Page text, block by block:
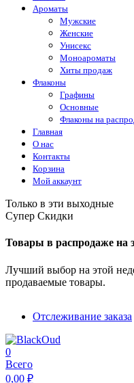
Ароматы
Мужские
Женские
Унисекс
Моноароматы
Хиты продаж
Флаконы
Графины
Основные
Флаконы на
Главная
О нас
Контакты
Корзина
Мой аккаунт
Только в эти выходные
Супер Скидки
Товары в распродаже на
Лучший выбор на этой
продаваемые товары.
Отслеживание заказа
0
Всего
0,00 ₽